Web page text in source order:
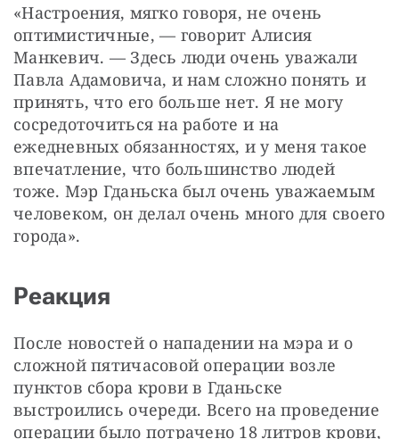
«Настроения, мягко говоря, не очень
оптимистичные, — говорит Алисия
Манкевич. — Здесь люди очень уважали
Павла Адамовича, и нам сложно понять и
принять, что его больше нет. Я не могу
сосредоточиться на работе и на
ежедневных обязанностях, и у меня такое
впечатление, что большинство людей
тоже. Мэр Гданьска был очень уважаемым
человеком, он делал очень много для своего
города».
Реакция
После новостей о нападении на мэра и о
сложной пятичасовой операции возле
пунктов сбора крови в Гданьске
выстроились очереди. Всего на проведение
операции было потрачено 18 литров крови,